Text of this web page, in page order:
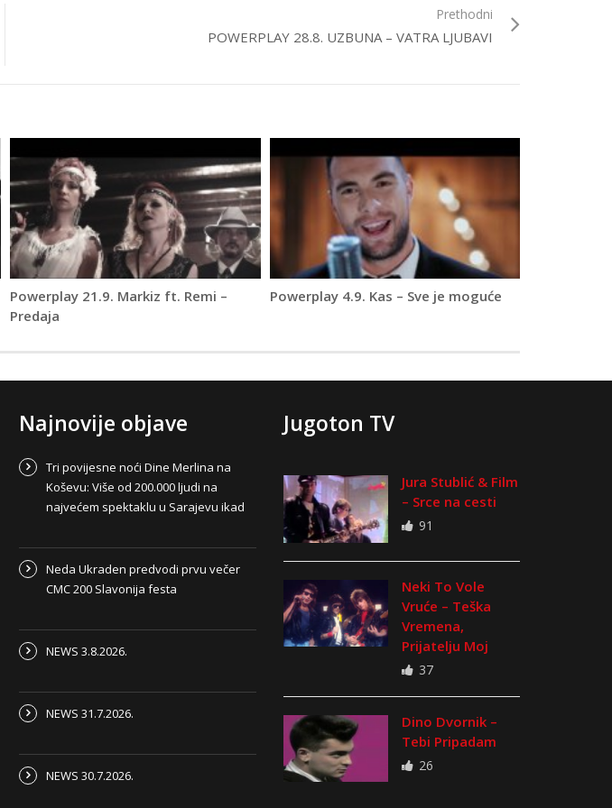
Prethodni
POWERPLAY 28.8. UZBUNA – VATRA LJUBAVI
Powerplay 21.9. Markiz ft. Remi –
Predaja
Powerplay 4.9. Kas – Sve je moguće
Najnovije objave
Tri povijesne noći Dine Merlina na
Koševu: Više od 200.000 ljudi na
najvećem spektaklu u Sarajevu ikad
Neda Ukraden predvodi prvu večer
CMC 200 Slavonija festa
NEWS 3.8.2026.
NEWS 31.7.2026.
NEWS 30.7.2026.
Jugoton TV
Jura Stublić & Film
– Srce na cesti
91
Neki To Vole
Vruće – Teška
Vremena,
Prijatelju Moj
37
Dino Dvornik –
Tebi Pripadam
26